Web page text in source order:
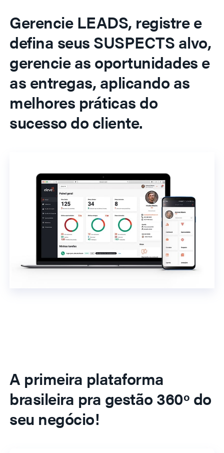
Gerencie LEADS, registre e
defina seus SUSPECTS alvo,
gerencie as oportunidades e
as entregas, aplicando as
melhores práticas do
sucesso do cliente.
A primeira plataforma
brasileira pra gestão 360º do
seu negócio!